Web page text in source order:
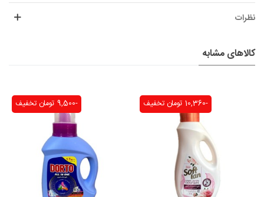
نظرات
کالاهای مشابه
تخفیف -10,360 تومان تخفیف -9,500 تومان